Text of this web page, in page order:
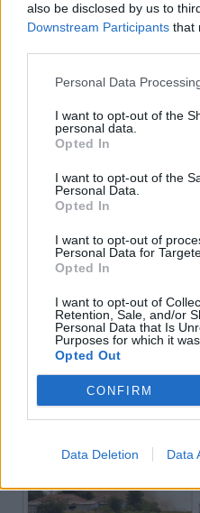
also be disclosed by us to
Downstream Participants that
Personal Data
I want to opt-out of the
personal data.
Opted In
I want to opt-out of the
Personal Data.
Opted In
I want to opt-out of
Personal Data for
Opted In
I want to opt-out of
Retention, Sale, and/or
Personal Data that Is
Purposes for which it
Opted Out
CONFIRM
Data Deletion Data
Πρωινή